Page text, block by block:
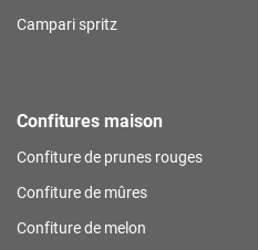
Campari spritz
Confitures maison
Confiture de prunes rouges
Confiture de mûres
Confiture de melon